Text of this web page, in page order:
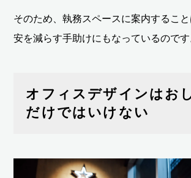
そのため、執務スペースに案内するこ
安を減らす手助けにもなっているのです
オフィスデザインはお
だけではいけない